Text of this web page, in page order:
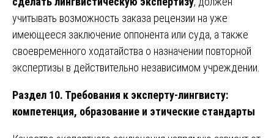
учитывать возможность заказа рецензии на уже
имеющееся заключение оппонента или суда, а также
своевременного ходатайства о назначении повторной
экспертизы в действительно независимом учреждении.
Раздел 10. Требования к эксперту-лингвисту:
компетенция, образование и этические стандарты